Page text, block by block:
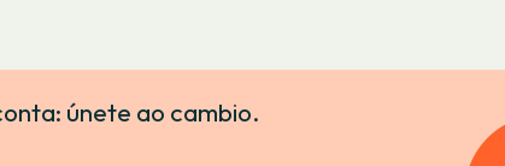
únete ao cambio.